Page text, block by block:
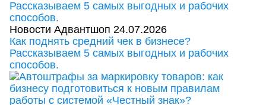
Новости Адвантшоп 24.07.2026
Как поднять средний чек в бизнесе?
Рассказываем 5 самых выгодных и рабочих
способов.